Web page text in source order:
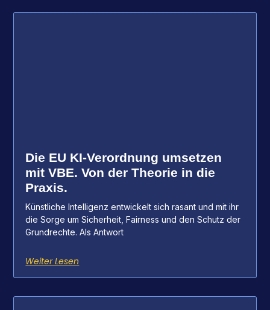
Die EU KI-Verordnung umsetzen
mit VBE. Von der Theorie in die
Praxis.
Künstliche Intelligenz entwickelt sich rasant und mit ihr
die Sorge um Sicherheit, Fairness und den Schutz der
Grundrechte. Als Antwort
Weiter Lesen